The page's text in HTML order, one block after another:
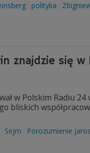
polityka
znajdzie się
w Polskim Radiu
bliskich
Sejm Porozumienie